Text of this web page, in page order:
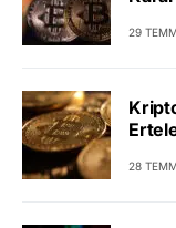
29
28